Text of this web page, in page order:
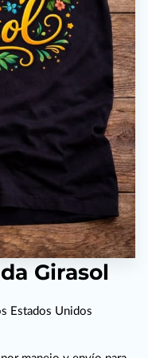
Girasol
Estados Unidos